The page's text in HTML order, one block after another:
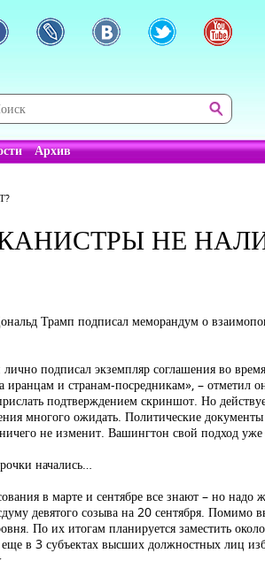
Архив
НЕ
Трамп подписал меморандум о
подписал экземпляр соглашения во
иранцам и странам-посредникам», – отметил
подтверждением скриншот. Но
многого ожидать. Политические
не изменит. Вашингтон свой подход
начались…
в марте и сентябре все знают – но
девятого созыва на 20 сентября. Помимо
По их итогам планируется заместить
в 3 субъектах высших должностных лиц